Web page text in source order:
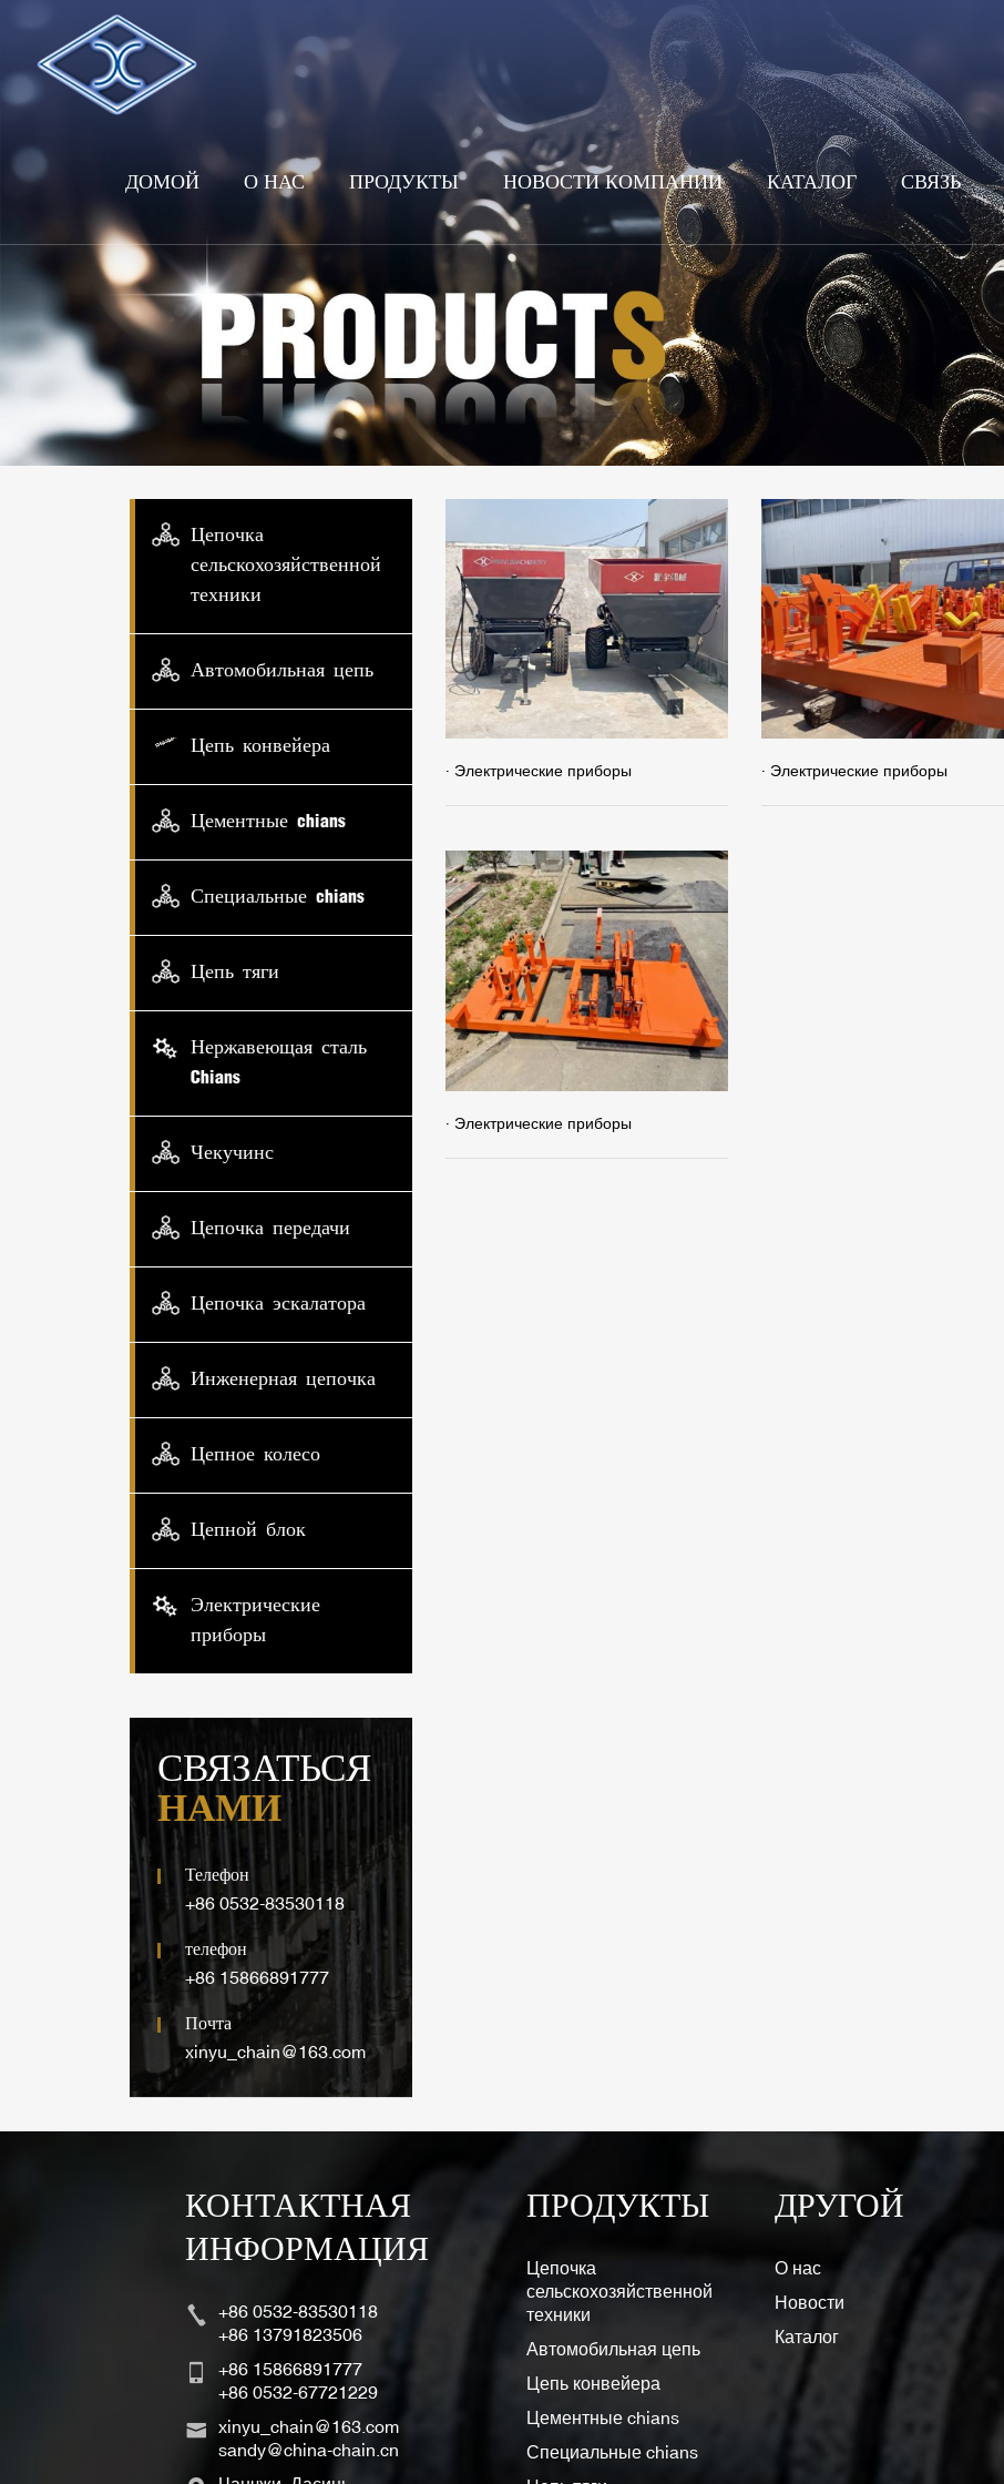
ДОМОЙ О НАС ПРОДУКТЫ НОВОСТИ КОМПАНИИ КАТАЛОГ СВЯЗЬ
Цепочка
сельскохозяйственной
техники
Автомобильная цепь
Цепь конвейера
Цементные chians
Специальные chians
Цепь тяги
Нержавеющая сталь
Chians
Чекучинс
Цепочка передачи
Цепочка эскалатора
Инженерная цепочка
Цепное колесо
Цепной блок
Электрические
приборы
СВЯЗАТЬСЯ
НАМИ
Телефон
+86 0532-83530118
телефон
+86 15866891777
Почта
xinyu_chain@163.com
· Электрические приборы · Электрические приборы
· Электрические приборы
КОНТАКТНАЯ
ИНФОРМАЦИЯ
+86 0532-83530118
+86 13791823506
+86 15866891777
+86 0532-67721229
xinyu_chain@163.com
sandy@china-chain.cn
ПРОДУКТЫ
Цепочка
сельскохозяйственной
техники
Автомобильная цепь
Цепь конвейера
Цементные chians
Специальные chians
ДРУГОЙ
О нас
Новости
Каталог